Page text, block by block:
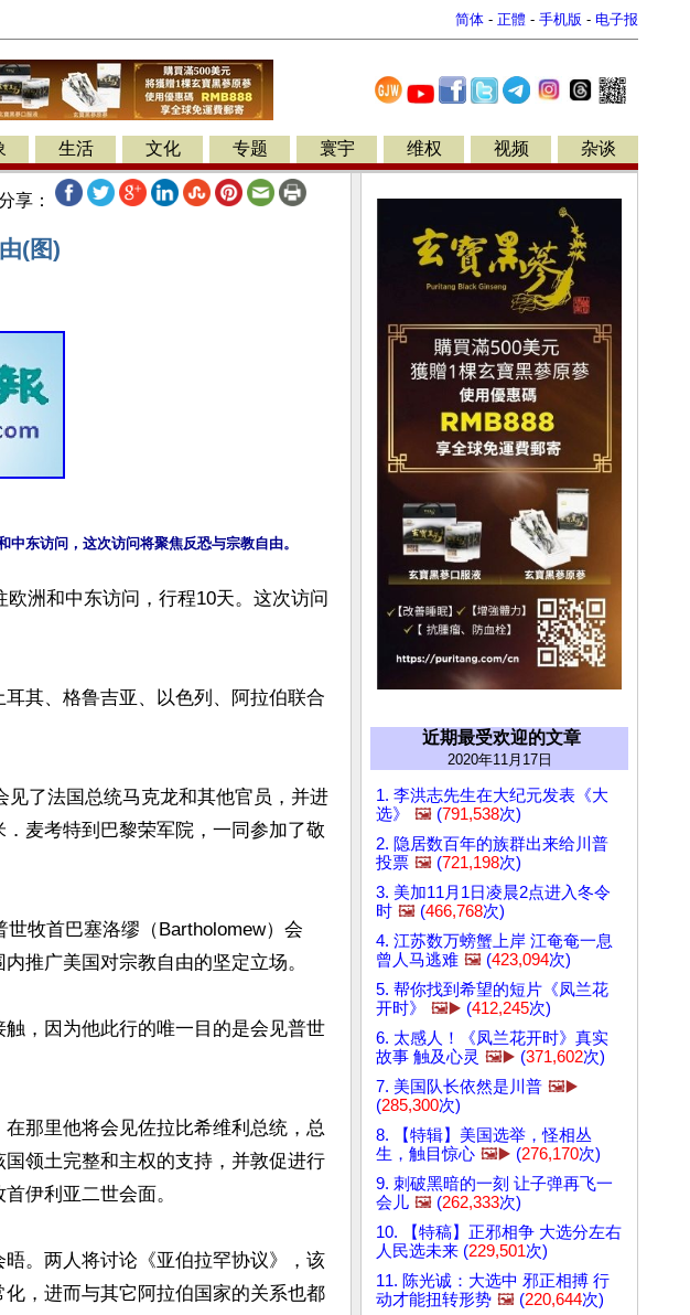
简体 - 正體 - 手机版 - 电子报
生活 文化 专题 寰宇 维权 视频 杂谈
享：
(图)
欧洲和中东访问，行程10天。这次访问
其、格鲁吉亚、以色列、阿拉伯联合
见了法国总统马克龙和其他官员，并进
麦考特到巴黎荣军院，一同参加了敬
牧首巴塞洛缪（Bartholomew）会
推广美国对宗教自由的坚定立场。
，因为他此行的唯一目的是会见普世
那里他将会见佐拉比希维利总统，总
领土完整和主权的支持，并敦促进行
伊利亚二世会面。
。两人将讨论《亚伯拉罕协议》，该
，进而与其它阿拉伯国家的关系也都
近期最受欢迎的文章
2020年11月17日
1. 李洪志先生在大纪元发表《大
选》
🖼️ (791,538次)
2. 隐居数百年的族群出来给川普
投票 🖼️ (721,198次)
3. 美加11月1日凌晨2点进入冬令
时 🖼️ (466,768次)
4. 江苏数万螃蟹上岸 江奄奄一息
曾人马逃难 🖼️ (423,094次)
5. 帮你找到希望的短片《凤兰花
开时》
🖼️▶️ (412,245次)
6. 太感人！《凤兰花开时》真实
故事 触及心灵 🖼️▶️ (371,602次)
7. 美国队长依然是川普 🖼️▶️
(285,300次)
8. 【特辑】美国选举，怪相丛
生，触目惊心 🖼️▶️ (276,170次)
9. 刺破黑暗的一刻 让子弹再飞一
会儿 🖼️ (262,333次)
10. 【特稿】正邪相争 大选分左右
人民选未来 (229,501次)
11. 陈光诚：大选中 邪正相搏 行
动才能扭转形势 🖼️ (220,644次)